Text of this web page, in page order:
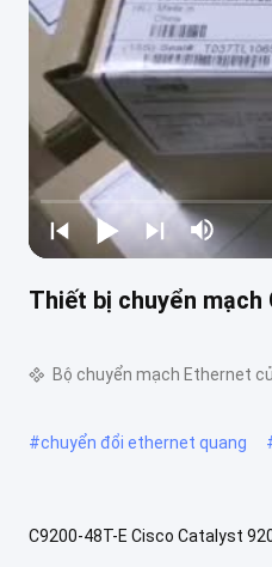
Thiết bị chuyển mạch
Bộ chuyển mạch Ethernet
#chuyển đổi ethernet quang
C9200-48T-E Cisco Catalyst